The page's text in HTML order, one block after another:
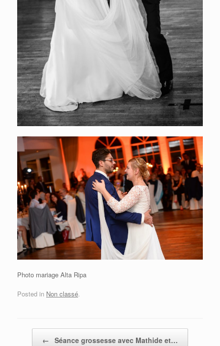
Photo mariage Alta Ripa
Posted in Non classé.
← Séance grossesse avec Mathide et…